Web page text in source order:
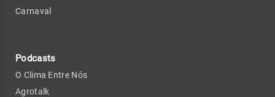
Carnaval
Podcasts
O Clima Entre Nós
Agrotalk